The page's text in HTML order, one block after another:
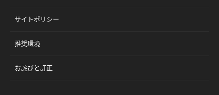
サイトポリシー
推奨環境
お詫びと訂正